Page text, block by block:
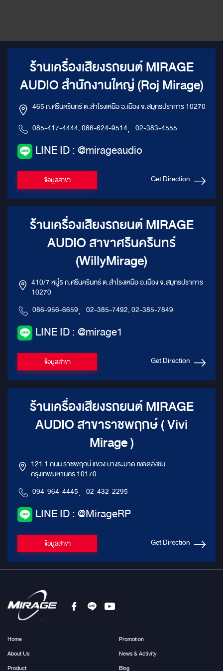
ร้านเครื่องเสียงรถยนต์ MIRAGE
AUDIO สำนักงานใหญ่ (Roj Mirage)
465 ถ.ศรีนครินทร์ ต.สำโรงเหนือ อ.เมือง จ.สมุทรปราการ 10270
085-417-4444, 086-624-9514, 02-383-4555
LINE ID : @mirageaudio
ข้อมูลสาขา Get Direction
ร้านเครื่องเสียงรถยนต์ MIRAGE
AUDIO สาขาศรีนครินทร์
(WillyMirage)
410/7 หมู่5 ถ.ศรีนครินทร์ ต.สำโรงเหนือ อ.เมือง จ.สมุทรปราการ
10270
086-956-6659, 02-385-7492, 02-385-7849
LINE ID : @mirage1
ข้อมูลสาขา Get Direction
ร้านเครื่องเสียงรถยนต์ MIRAGE
AUDIO สาขาราชพฤกษ์ ( Vivi
Mirage )
121 1 ถนน ราชพฤกษ์ แขวง บางระมาด เขตตลิ่งชัน
กรุงเทพมหานคร 10170
094-964-4445, 02-432-2295
LINE ID : @MirageRP
ข้อมูลสาขา Get Direction
Home
About Us
Product
Promotion
News & Activity
Blog